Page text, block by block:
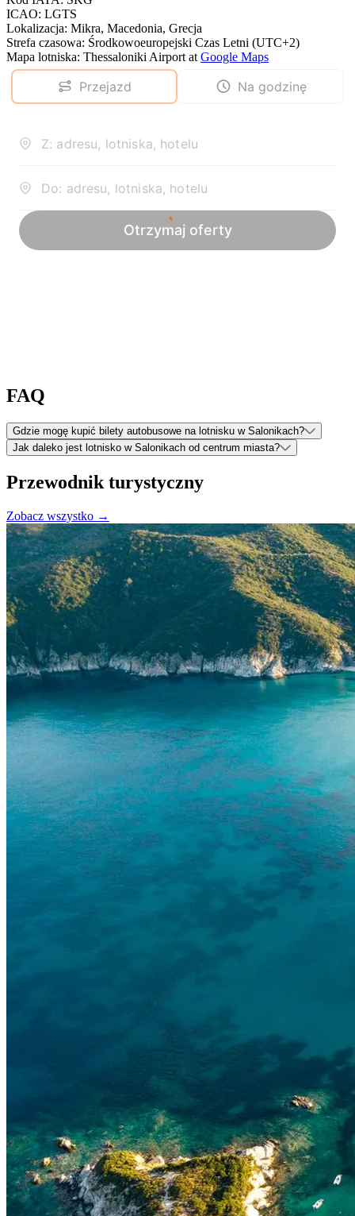
ICAO: LGTS
Lokalizacja: Mikra, Macedonia, Grecja
Strefa czasowa: Środkowoeuropejski Czas Letni (UTC+2)
Mapa lotniska: Thessaloniki Airport at Google Maps
FAQ
Gdzie mogę kupić bilety autobusowe na lotnisku w Salonikach?
Jak daleko jest lotnisko w Salonikach od centrum miasta?
Przewodnik turystyczny
Zobacz wszystko →